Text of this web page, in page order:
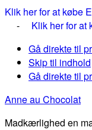
Klik her for at købe
- Klik her for at
Gå direkte til
Skip til indhold
Gå direkte til
Anne au Chocolat
Madkærlighed en